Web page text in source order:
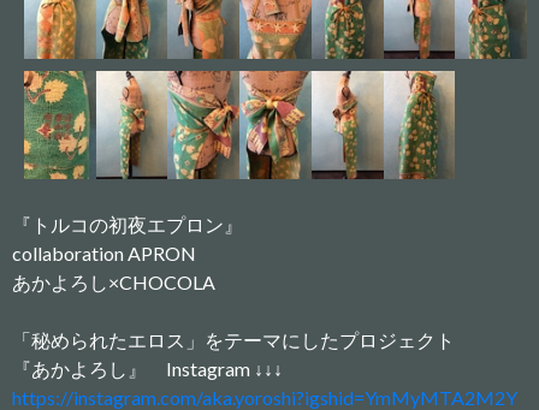
『トルコの初夜エプロン』
collaboration APRON
あかよろし×CHOCOLA
「秘められたエロス」をテーマにしたプロジェクト
『あかよろし』 Instagram ↓↓↓
https://instagram.com/aka.yoroshi?igshid=YmMyMTA2M2Y